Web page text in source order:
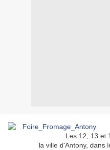
Les 12, 13 et
la ville d'Antony, dans